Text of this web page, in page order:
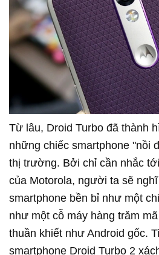
Từ lâu, Droid Turbo đã thành
những chiếc smartphone "nồi
thị trường. Bởi chỉ cần nhắc
của Motorola, người ta sẽ
smartphone bền bỉ như một
như một cỗ máy hàng trăm
thuần khiết như Android gốc.
smartphone Droid Turbo 2